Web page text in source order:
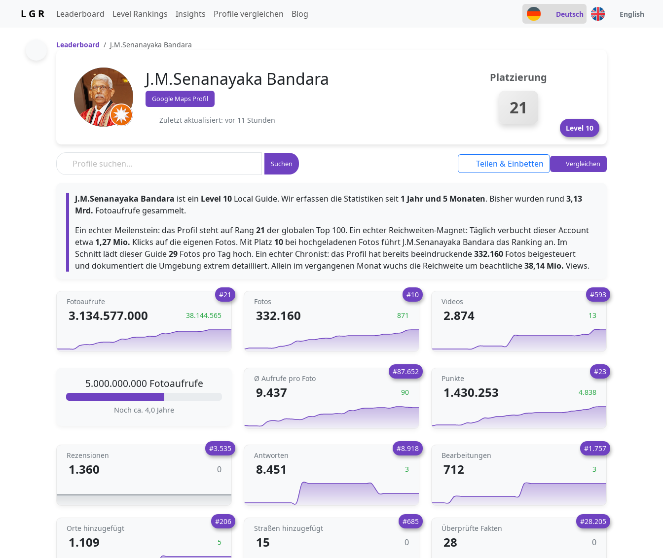
L G R Leaderboard Level Rankings Insights Profile vergleichen Blog Deutsch English
Leaderboard J.M.Senanayaka Bandara
J.M.Senanayaka Bandara
Google Maps Profil
Zuletzt aktualisiert: vor 11 Stunden
Platzierung
21
Level 10
Suchen Teilen & Einbetten Vergleichen
J.M.Senanayaka Bandara ist ein Level 10 Local Guide. Wir erfassen die Statistiken seit 1 Jahr und 5 Monaten. Bisher wurden rund 3,13
Mrd. Fotoaufrufe gesammelt.
Ein echter Meilenstein: das Profil steht auf Rang 21 der globalen Top 100. Ein echter Reichweiten-Magnet: Täglich verbucht dieser Account
etwa 1,27 Mio. Klicks auf die eigenen Fotos. Mit Platz 10 bei hochgeladenen Fotos führt J.M.Senanayaka Bandara das Ranking an. Im
Schnitt lädt dieser Guide29 Fotos pro Tag hoch. Ein echter Chronist: das Profil hat bereits beeindruckende332.160 Fotos beigesteuert
und dokumentiert die Umgebung extrem detailliert. Allein im vergangenen Monat wuchs die Reichweite um beachtliche38,14 Mio. Views.
#21
Fotoaufrufe
3.134.577.000 38.144.565
#10
Fotos
332.160 871
#593
Videos
2.874 13
5.000.000.000 Fotoaufrufe
Noch ca. 4,0 Jahre
#87.652
Ø Aufrufe pro Foto
9.437 90
#23
Punkte
1.430.253 4.838
#3.535
Rezensionen
1.360 0
#8.918
Antworten
8.451 3
#1.757
Bearbeitungen
712 3
#206
Orte hinzugefügt
1.109 5
#685
Straßen hinzugefügt
15 0
#28.205
Überprüfte Fakten
28 0